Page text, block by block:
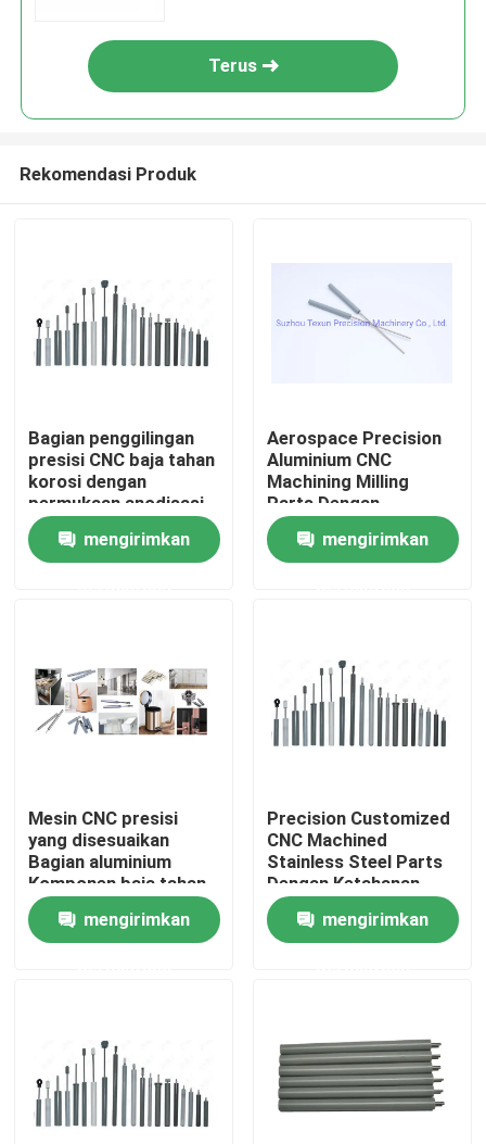
Rumah
Wisata pabrik
Hubungi kami
Berita
Pin POGO dengan beban pegas
Sonde pogo pin
Terus
Rekomendasi Produk
Bagian penggilingan
presisi CNC baja tahan
korosi dengan
permukaan anodisasi
mengirimkan
Aerospace Precision
Aluminium CNC
Machining Milling
Parts Dengan
Alternatif Baja
Berkualitasmengirimkan
Mesin CNC presisi
yang disesuaikan
Bagian aluminium
Komponen baja tahan
panas
mengirimkan
Precision Customized
CNC Machined
Stainless Steel Parts
Dengan Ketahanan
Korosi
mengirimkan